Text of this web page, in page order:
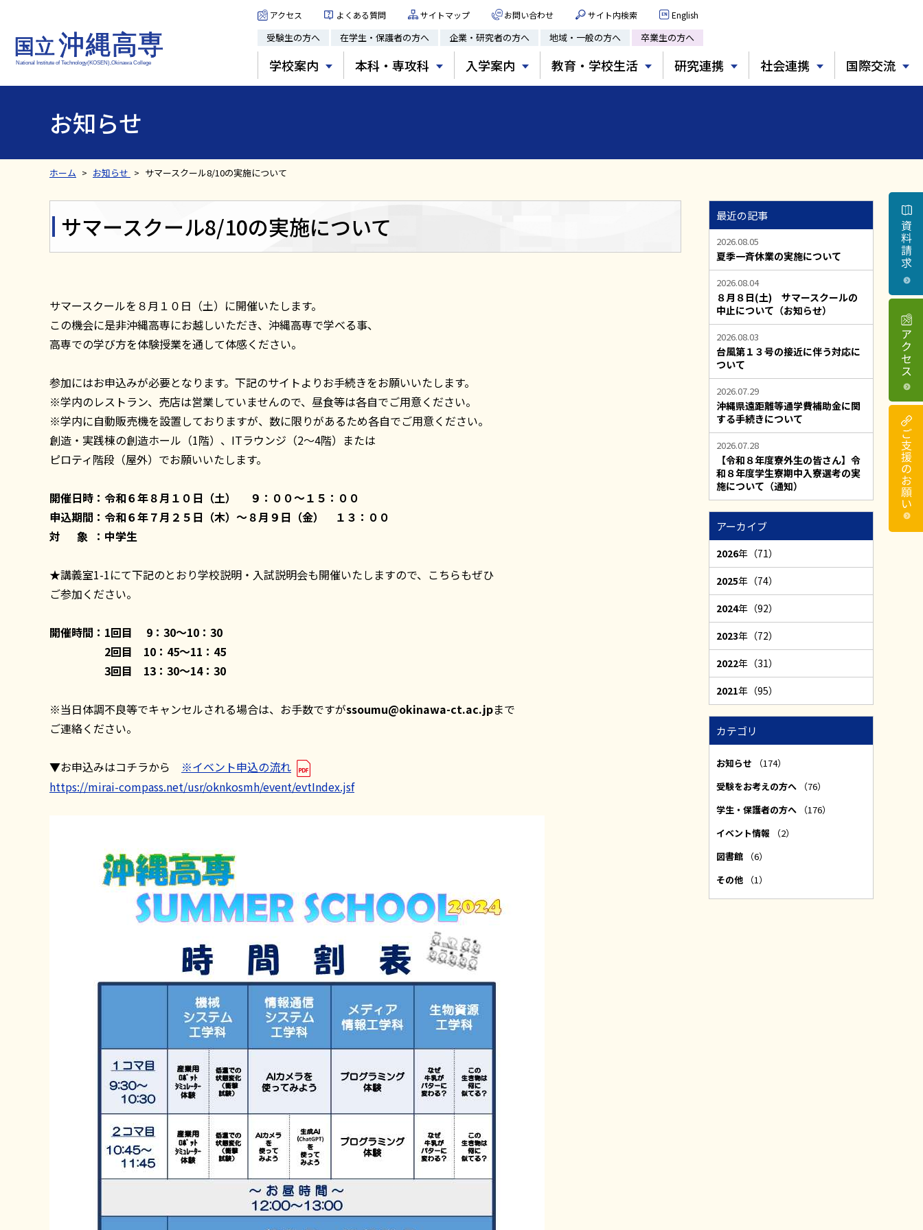
アクセス よくある質問 サイトマップ お問い合わせ サイト内検索 English
受験生の方へ 在学生・保護者の方へ 企業・研究者の方へ 地域・一般の方へ 卒業生の方へ
学校案内 本科・専攻科 入学案内 教育・学校生活 研究連携 社会連携 国際交流
お知らせ
ホーム お知らせ サマースクール8/10の実施について
サマースクール8/10の実施について
サマースクールを８月１０日（土）に開催いたします。
この機会に是非沖縄高専にお越しいただき、沖縄高専で学べる事、
高専での学び方を体験授業を通して体感ください。
参加にはお申込みが必要となります。下記のサイトよりお手続きをお願いいたします。
※学内のレストラン、売店は営業していませんので、昼食等は各自でご用意ください。
※学内に自動販売機を設置しておりますが、数に限りがあるため各自でご用意ください。
創造・実践棟の創造ホール（1階）、ITラウンジ（2～4階）または
ピロティ階段（屋外）でお願いいたします。
開催日時：令和６年８月１０日（土） ９：００～１５：００
申込期間：令和６年７月２５日（木）～８月９日（金） １３：００
対 象 ：中学生
★講義室1-1にて下記のとおり学校説明・入試説明会も開催いたしますので、こちらもぜひ
ご参加ください。
開催時間：1回目 9：30～10：30
2回目 10：45～11：45
3回目 13：30～14：30
※当日体調不良等でキャンセルされる場合は、お手数ですがssoumu@okinawa-ct.ac.jpまで
ご連絡ください。
▼お申込みはコチラから ※イベント申込の流れ
https://mirai-compass.net/usr/oknkosmh/event/evtIndex.jsf
最近の記事
2026.08.05
夏季一斉休業の実施について
2026.08.04
８月８日(土) サマースクールの
中止について（お知らせ）
2026.08.03
台風第１３号の接近に伴う対応に
ついて
2026.07.29
沖縄県遠距離等通学費補助金に関
する手続きについて
2026.07.28
【令和８年度寮外生の皆さん】令
和８年度学生寮期中入寮選考の実
施について（通知）
アーカイブ
2026年（71）
2025年（74）
2024年（92）
2023年（72）
2022年（31）
2021年（95）
カテゴリ
お知らせ
（174）
受験をお考えの方へ
（76）
学生・保護者の方へ
（176）
イベント情報
（2）
図書館
（6）
その他
（1）